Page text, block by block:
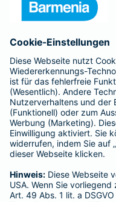
Das Expertenteam
Ihren Mitarbeitern.
So erreichen Sie uns:
0202 438-3995
competencecenter-
Barmenia
Barmenia-Allee 1
42119 Wuppertal